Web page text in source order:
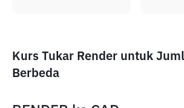
Kurs Tukar Render untuk
Berbeda